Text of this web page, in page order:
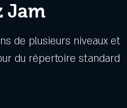
Jam
de plusieurs niveaux et
du répertoire standard